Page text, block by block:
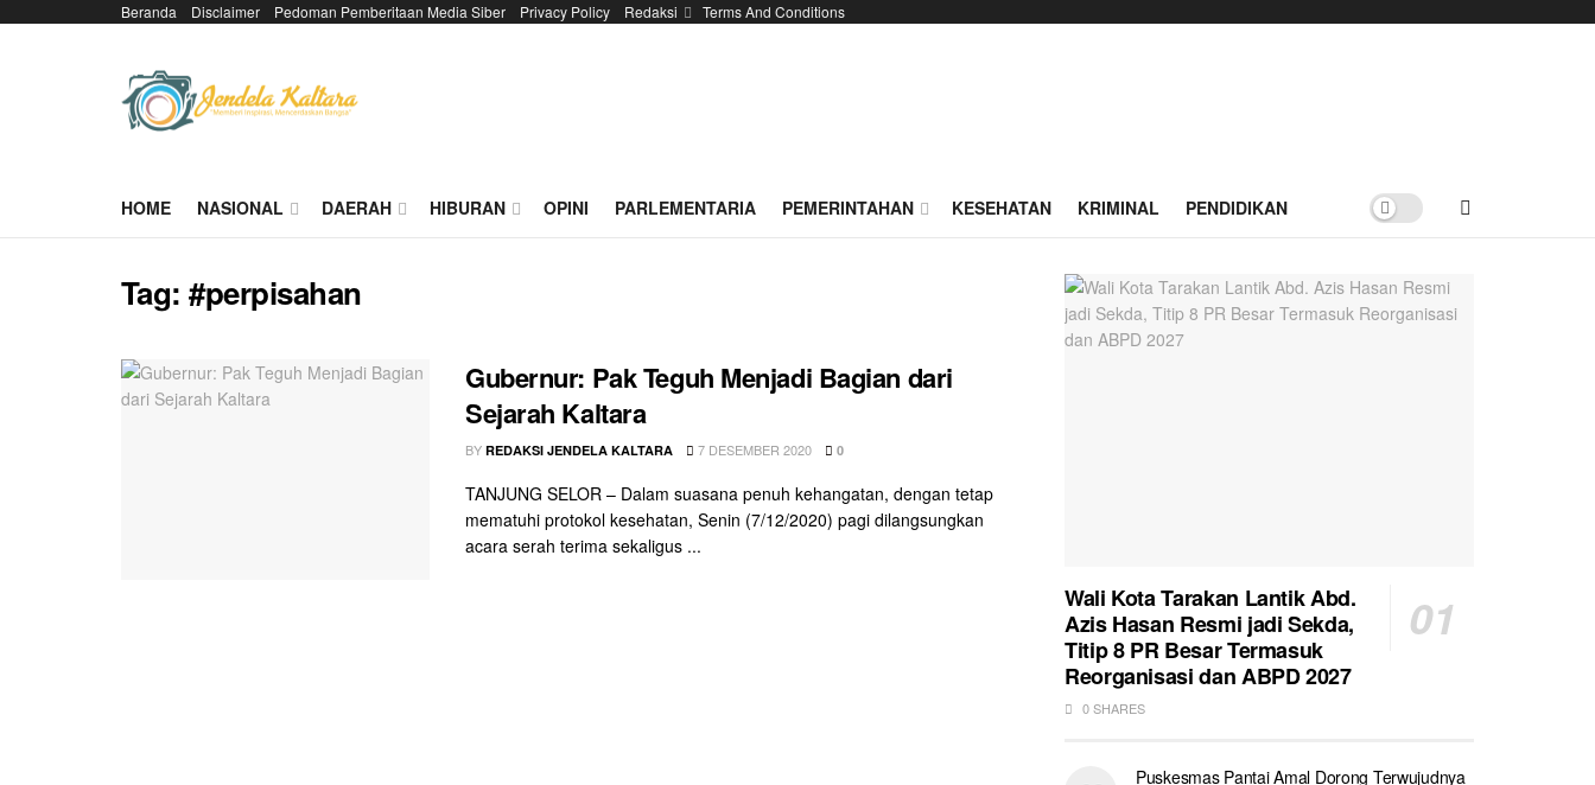
Beranda Disclaimer Pedoman Pemberitaan Media Siber Privacy Policy Redaksi Terms And Conditions
HOME NASIONAL DAERAH HIBURAN OPINI PARLEMENTARIA PEMERINTAHAN KESEHATAN KRIMINAL PENDIDIKAN
Tag:#perpisahan
Gubernur: Pak Teguh Menjadi Bagian dari
Sejarah Kaltara
BY REDAKSI JENDELA KALTARA 7 DESEMBER 2020 0
TANJUNG SELOR – Dalam suasana penuh kehangatan, dengan tetap
mematuhi protokol kesehatan, Senin (7/12/2020) pagi dilangsungkan
acara serah terima sekaligus ...
Wali Kota Tarakan Lantik Abd.
Azis Hasan Resmi jadi Sekda,
Titip 8 PR Besar Termasuk
Reorganisasi dan ABPD 2027
0 SHARES
Puskesmas Pantai Amal Dorong Terwujudnya